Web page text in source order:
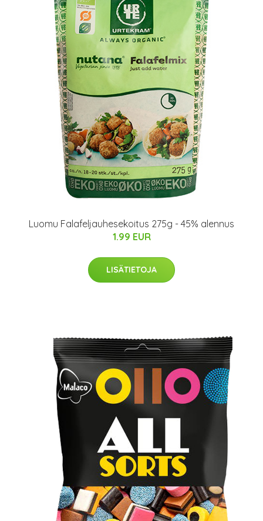
Luomu Falafeljauhesekoitus 275g - 45% alennus
1.99 EUR
LISÄTIETOJA